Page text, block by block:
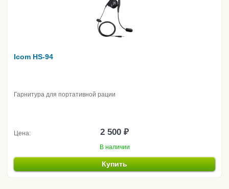
Icom HS-94
Гарнитура для портативной рации
Цена: 2 500 ₽
В наличии
Купить